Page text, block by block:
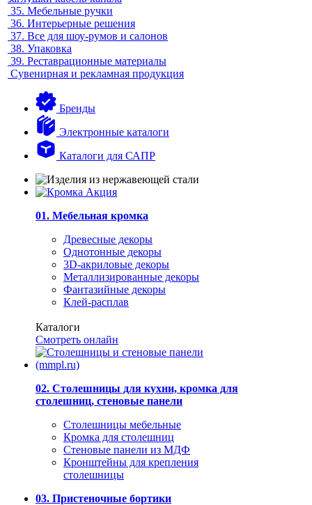
35. Мебельные ручки
36. Интерьерные решения
37. Все для шоу-румов и салонов
38. Упаковка
39. Реставрационные материалы
Сувенирная и рекламная продукция
Бренды
Электронные каталоги
Каталоги для САПР
01. Мебельная кромка
Древесные декоры
Однотонные декоры
3D-акриловые декоры
Металлизированные декоры
Фантазийные декоры
Клей-расплав
Каталоги
Смотреть онлайн
02. Столешницы для кухни, кромка для
столешниц, стеновые панели
Столешницы мебельные
Кромка для столешниц
Стеновые панели из МДФ
Кронштейны для крепления
столешницы
03. Пристеночные бортики